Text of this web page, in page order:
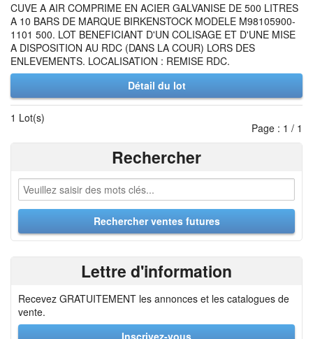
CUVE A AIR COMPRIME EN ACIER GALVANISE DE 500 LITRES
A 10 BARS DE MARQUE BIRKENSTOCK MODELE M98105900-
1101 500. LOT BENEFICIANT D'UN COLISAGE ET D'UNE MISE
A DISPOSITION AU RDC (DANS LA COUR) LORS DES
ENLEVEMENTS. LOCALISATION : REMISE RDC.
Détail du lot
1 Lot(s)
Page : 1 / 1
Rechercher
Lettre d'information
Recevez GRATUITEMENT les annonces et les catalogues de
vente.
Inscrivez-vous